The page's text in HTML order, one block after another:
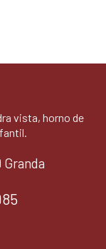
vista, horno de
Granda